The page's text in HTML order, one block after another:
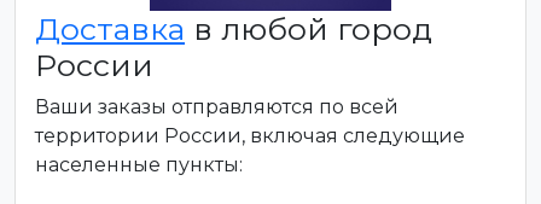
Доставка в любой город
России
Ваши заказы отправляются по всей
территории России, включая следующие
населенные пункты: